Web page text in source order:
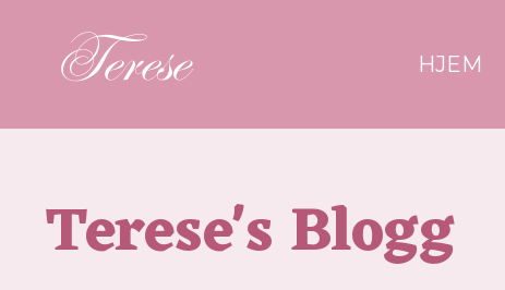
HJEM
Terese's Blogg